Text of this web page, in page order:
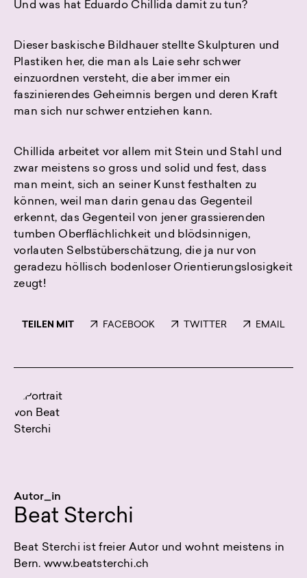
Und was hat Eduardo Chillida damit zu tun?
Dieser baskische Bildhauer stellte Skulpturen und
Plastiken her, die man als Laie sehr schwer
einzuordnen versteht, die aber immer ein
faszinierendes Geheimnis bergen und deren Kraft
man sich nur schwer entziehen kann.
Chillida arbeitet vor allem mit Stein und Stahl und
zwar meistens so gross und solid und fest, dass
man meint, sich an seiner Kunst festhalten zu
können, weil man darin genau das Gegenteil
erkennt, das Gegenteil von jener grassierenden
tumben Oberflächlichkeit und blödsinnigen,
vorlauten Selbstüberschätzung, die ja nur von
geradezu höllisch bodenloser Orientierungslosigkeit
zeugt!
TEILEN MIT FACEBOOK TWITTER EMAIL
Autor_in
Beat Sterchi
Beat Sterchi ist freier Autor und wohnt meistens in
Bern. www.beatsterchi.ch